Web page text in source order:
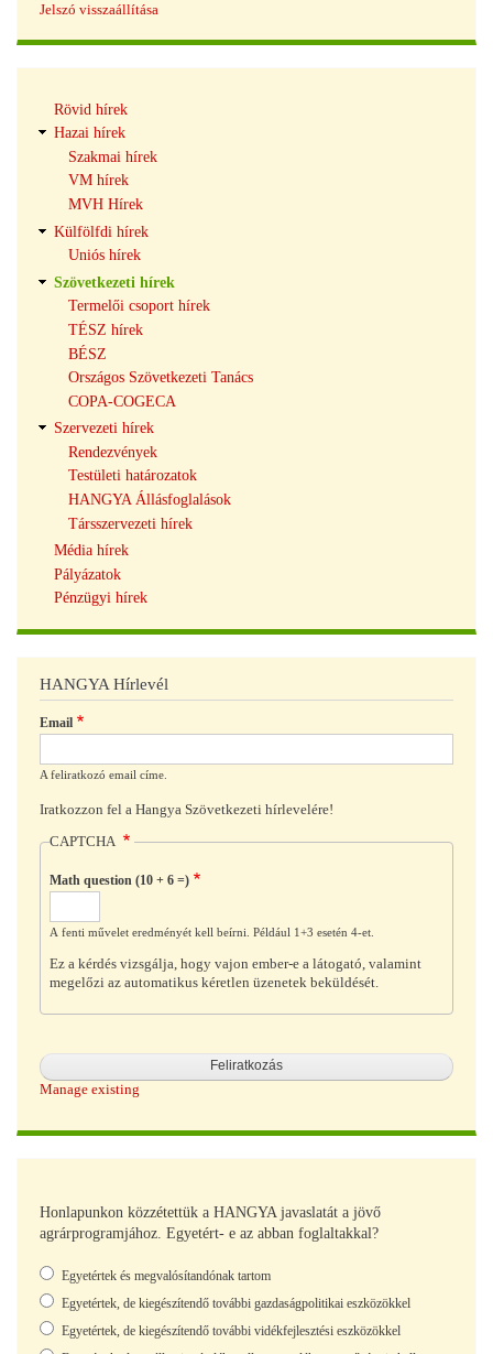
Jelszó visszaállítása
navigáció
Rövid hírek
Hazai hírek
Szakmai hírek
VM hírek
MVH Hírek
Külfölfdi hírek
Uniós hírek
Szövetkezeti hírek
Termelői csoport hírek
TÉSZ hírek
BÉSZ
Országos Szövetkezeti Tanács
COPA-COGECA
Szervezeti hírek
Rendezvények
Testületi határozatok
HANGYA Állásfoglalások
Társszervezeti hírek
Média hírek
Pályázatok
Pénzügyi hírek
HANGYA Hírlevél
Email
A feliratkozó email címe.
Iratkozzon fel a Hangya Szövetkezeti hírlevelére!
CAPTCHA
Math question (10 + 6 =)
A fenti művelet eredményét kell beírni. Például 1+3 esetén 4-et.
Ez a kérdés vizsgálja, hogy vajon ember-e a látogató, valamint
megelőzi az automatikus kéretlen üzenetek beküldését.
Manage existing
Honlapunkon közzétettük a HANGYA javaslatát a jövő
agrárprogramjához. Egyetért- e az abban foglaltakkal?
Választások
Egyetértek és megvalósítandónak tartom
Egyetértek, de kiegészítendő további gazdaságpolitikai eszközökkel
Egyetértek, de kiegészítendő további vidékfejlesztési eszközökkel